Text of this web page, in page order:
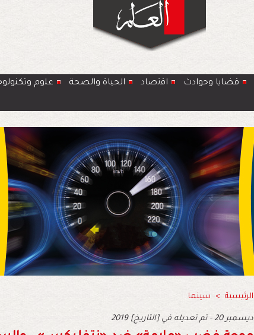
قضايا وحوادث اﻗﺗﺻﺎد الحياة والصحة ﻋﻠوم
الرئيسية > سينما
2019 ديسمبر 20 - تم تعديله في [التاريخ]